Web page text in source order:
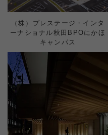
（株）プレステージ・インタ
ーナショナル秋田BPOにかほ
キャンパス